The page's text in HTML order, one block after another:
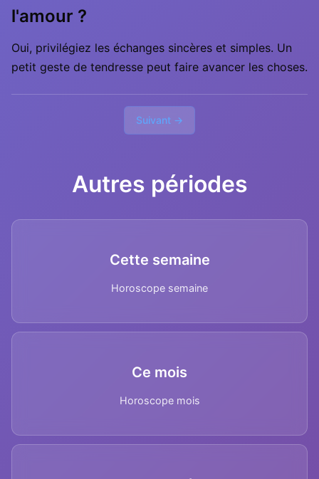
l'amour ?
Oui, privilégiez les échanges sincères et simples. Un
petit geste de tendresse peut faire avancer les choses.
Suivant →
Autres périodes
Cette semaine
Horoscope semaine
Ce mois
Horoscope mois